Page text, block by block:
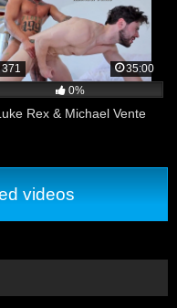
371
35:00
0%
Rex & Michael Vente
videos